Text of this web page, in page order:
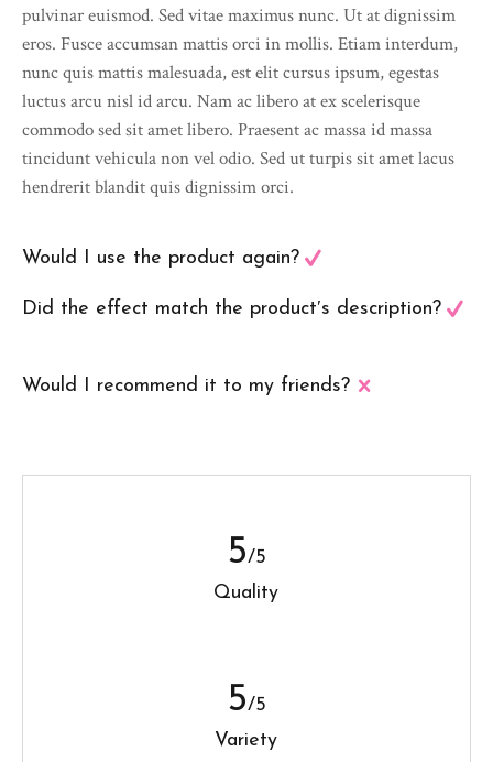
pulvinar euismod. Sed vitae maximus nunc. Ut at dignissim
eros. Fusce accumsan mattis orci in mollis. Etiam interdum,
nunc quis mattis malesuada, est elit cursus ipsum, egestas
luctus arcu nisl id arcu. Nam ac libero at ex scelerisque
commodo sed sit amet libero. Praesent ac massa id massa
tincidunt vehicula non vel odio. Sed ut turpis sit amet lacus
hendrerit blandit quis dignissim orci.
Would I use the product again?
Did the effect match the product′s description?
Would I recommend it to my friends?
5/5
Quality
5/5
Variety